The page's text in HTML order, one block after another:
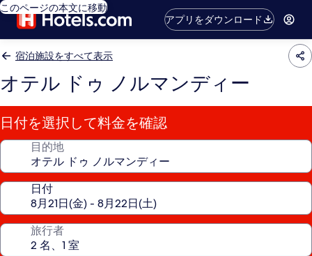
このページの本文に移動
アプリをダウンロード
宿泊施設をすべて表示
オテル ドゥ ノルマンディー
日付を選択して料金を確認
目的地
日付
旅行者